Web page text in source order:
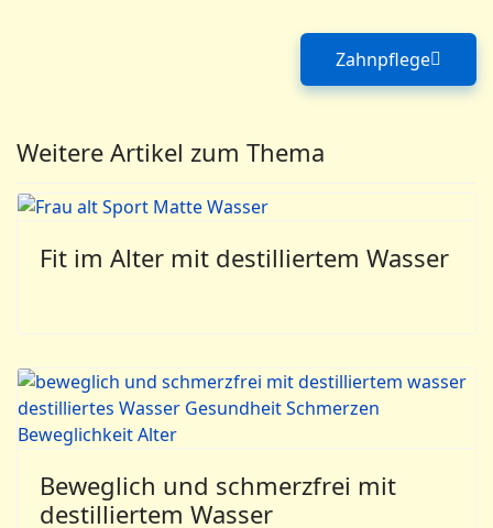
Nächster
Zahnpflege
Weitere Artikel zum Thema
Fit im Alter mit destilliertem Wasser
Beweglich und schmerzfrei mit
destilliertem Wasser